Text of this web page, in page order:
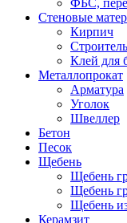
ФБС,
Стеновые
Кирпич
Клей для
Металлопрокат
Арматура
Уголок
Швеллер
Бетон
Песок
Щебень
Щебень
Щебень
Щебень
Керамзит